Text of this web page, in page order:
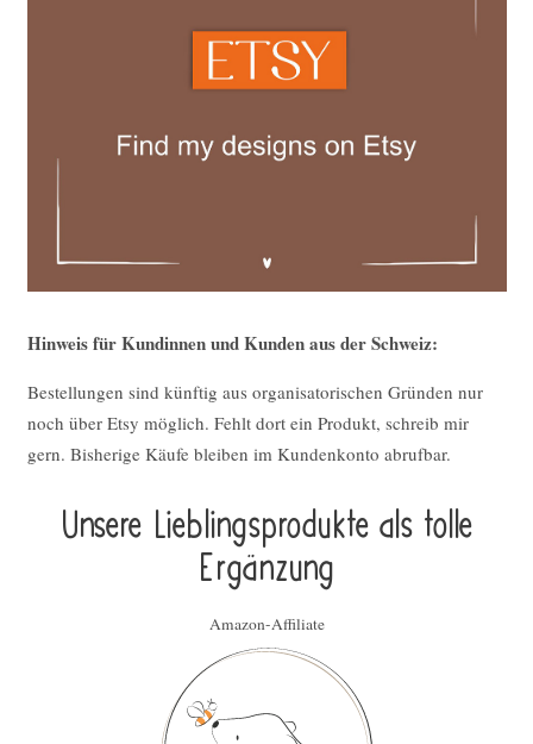
Hinweis für Kundinnen und Kunden aus der Schweiz:
Bestellungen sind künftig aus organisatorischen Gründen nur
noch über Etsy möglich. Fehlt dort ein Produkt, schreib mir
gern. Bisherige Käufe bleiben im Kundenkonto abrufbar.
Unsere Lieblings­pro­duk­te als tolle
Ergän­zung
Amazon-Affiliate